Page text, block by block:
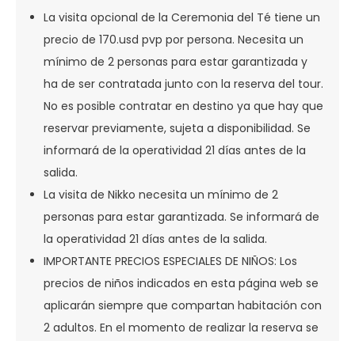
La visita opcional de la Ceremonia del Té tiene un
precio de 170.usd pvp por persona. Necesita un
mínimo de 2 personas para estar garantizada y
ha de ser contratada junto con la reserva del tour.
No es posible contratar en destino ya que hay que
reservar previamente, sujeta a disponibilidad. Se
informará de la operatividad 21 días antes de la
salida.
La visita de Nikko necesita un mínimo de 2
personas para estar garantizada. Se informará de
la operatividad 21 días antes de la salida.
IMPORTANTE PRECIOS ESPECIALES DE NIÑOS: Los
precios de niños indicados en esta página web se
aplicarán siempre que compartan habitación con
2 adultos. En el momento de realizar la reserva se